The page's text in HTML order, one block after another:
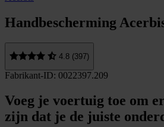
Handbescherming
4.8 (397)
Fabrikant-ID: 0022397.209
Voeg je voertuig toe om
zijn dat je de juiste